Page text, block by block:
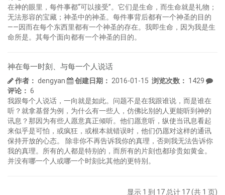
在神的眼里，每件事都“可以接受”。它们是生命，而生命就是礼物；
无法形容的宝藏；神圣中的神圣。每件事背后都有一个神圣的目的
――因而在每个东西里都有一个神圣的存在。我即生命，因为我是生
命所是。其每个面向都有一个神圣的目的。
神在每一时刻、与每一个人说话
作者： dengyan 创建日期： 2016-01-15 浏览次数： 1429
评论： 6
我跟每个人说话，一向就是如此。问题不是在我跟谁说，而是谁在
听？就拿基督为例，为什么有一些人，仿佛比别的人更能听到神的
讯息？那因为有些人愿意真正倾听。他们愿意听，纵使当讯息看起
来似乎是可怕，或疯狂，或根本就错误时，他们仍愿对这样的通讯
保持开放的心态。 除非你不再告诉我你的真理，否则我无法告诉你
我的真理。所有的人都是特别的，而所有的片刻也都珍贵如黄金。
并没有哪一个人或哪一个时刻比其他的更特别。
显示 1 到 17 总计 17 (共 1 页)